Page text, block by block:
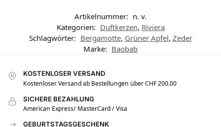
Artikelnummer: n. v.
Kategorien: Duftkerzen, Riviera
Schlagwörter: Bergamotte, Grüner Apfel, Zeder
Marke: Baobab
KOSTENLOSER VERSAND
Kostenloser Versand ab Bestellungen über CHF 200.00
SICHERE BEZAHLUNG
American Express/ MasterCard / Visa
GEBURTSTAGSGESCHENK